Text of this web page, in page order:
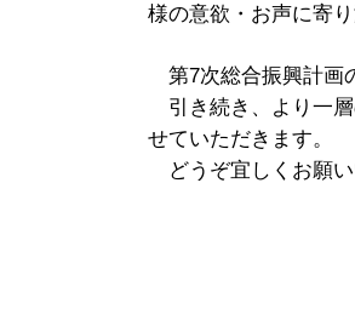
様の意欲・お声に寄
第7次総合振興計画
引き続き、より一層
せていただきます。
どうぞ宜しくお願い